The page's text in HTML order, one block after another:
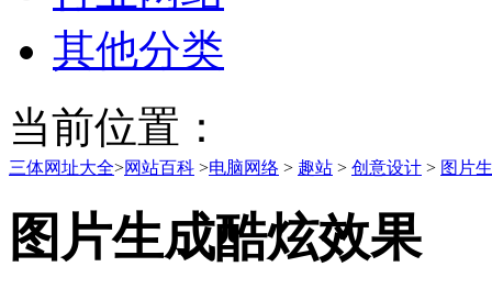
其他分类
当前位置：
三体网址大全>网站百科 >电脑网络 > 趣站 > 创意设计 > 图片
图片生成酷炫效果